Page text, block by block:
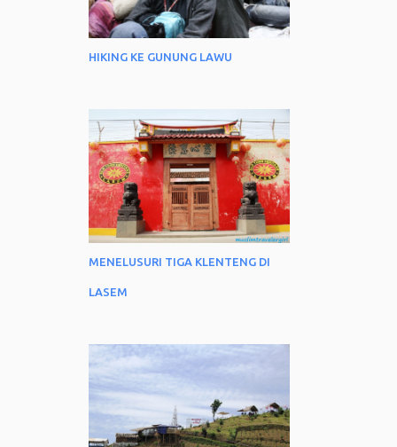
HIKING KE GUNUNG LAWU
MENELUSURI TIGA KLENTENG DI
LASEM